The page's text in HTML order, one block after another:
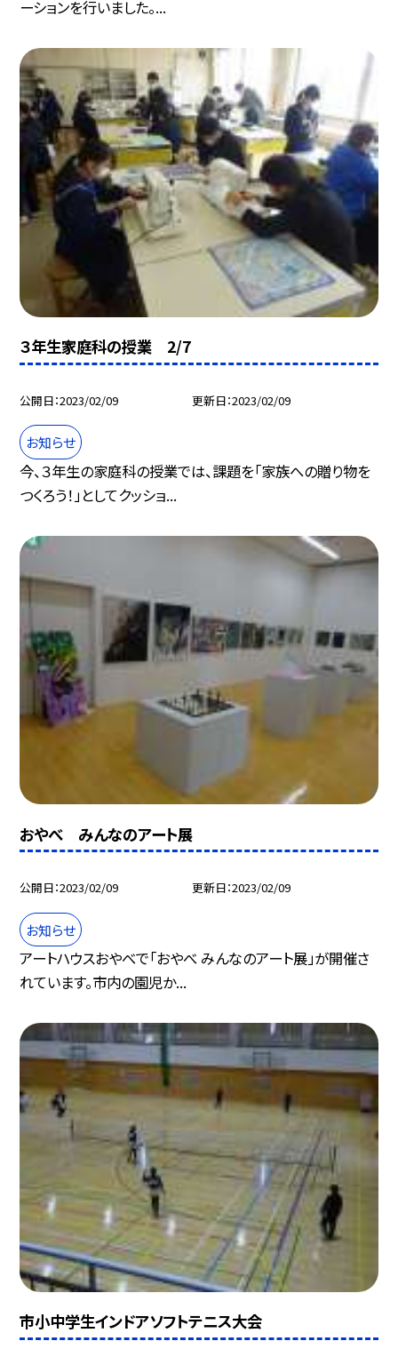
ーションを行いました。...
３年生家庭科の授業 2/7
公開日 2023/02/09 更新日 2023/02/09
お知らせ
今、３年生の家庭科の授業では、課題を「家族への贈り物を
つくろう！」としてクッショ...
おやべ みんなのアート展
公開日 2023/02/09 更新日 2023/02/09
お知らせ
アートハウスおやべで「おやべ みんなのアート展」が開催さ
れています。市内の園児か...
市小中学生インドアソフトテニス大会